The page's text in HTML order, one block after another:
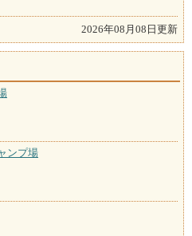
2026年08月08日更新
ンプ場